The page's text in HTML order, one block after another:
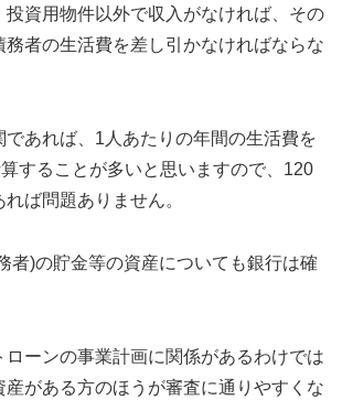
投資用物件以外で収入がなければ、その
務者の生活費を差し引かなければならな
であれば、1人あたりの年間の生活費を
することが多いと思いますので、120
ば問題ありません。
者)の貯金等の資産についても銀行は確
ローンの事業計画に関係があるわけでは
産がある方のほうが審査に通りやすくな